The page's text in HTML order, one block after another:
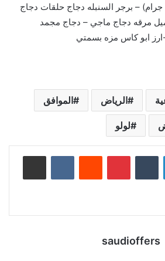
ويفر الأصلي تورتينا (125 جرام) – برجر السنبله دجاج حلقات دجاج
مرقه دجاج ماجي – دجاج مجمد
الرياض الموافق
لولو
لينكدإن بينتيريست
saudioffers